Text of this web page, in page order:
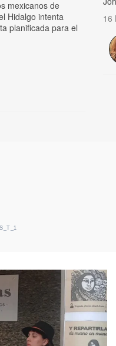
mexicanos de
Hidalgo intenta
planificada para el
16